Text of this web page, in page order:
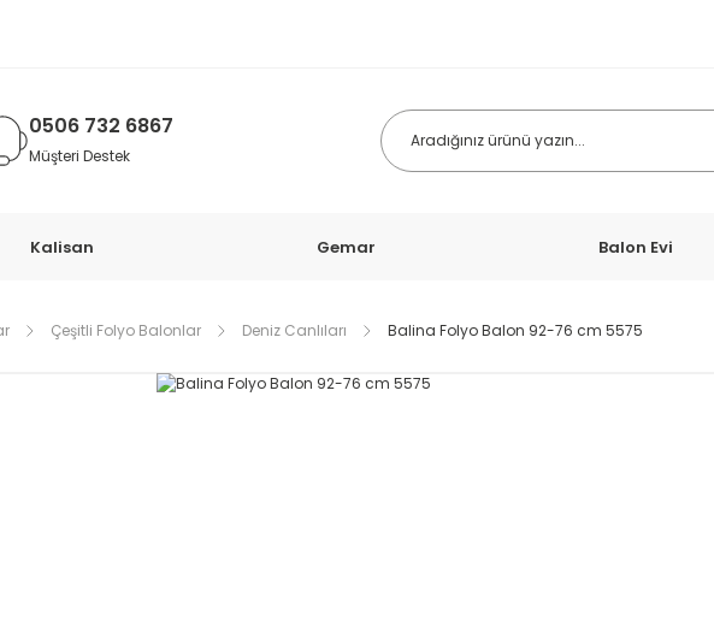
0506 732 6867
Müşteri Destek
Kalisan Gemar Balon Evi
Çeşitli Folyo Balonlar Deniz Canlıları Balina Folyo Balon 92-76 cm 5575